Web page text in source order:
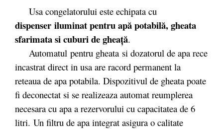
Usa congelatorului este echipata cu
dispenser iluminat pentru apă potabilă, gheata
sfarimata si cuburi de gheaţă.
Automatul pentru gheata si dozatorul de apa rece
incastrat direct in usa are racord permanent la
reteaua de apa potabila. Dispozitivul de gheata poate
fi deconectat si se realizeaza automat reumplerea
necesara cu apa a rezervorului cu capacitatea de 6
litri. Un filtru de apa integrat asigura o calitate